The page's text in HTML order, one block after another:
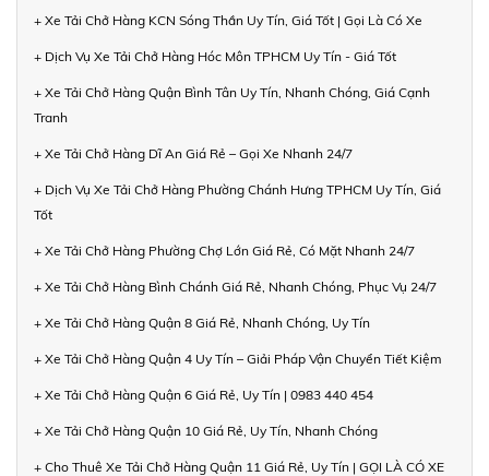
+ Xe Tải Chở Hàng KCN Sóng Thần Uy Tín, Giá Tốt | Gọi Là Có Xe
+ Dịch Vụ Xe Tải Chở Hàng Hóc Môn TPHCM Uy Tín - Giá Tốt
+ Xe Tải Chở Hàng Quận Bình Tân Uy Tín, Nhanh Chóng, Giá Cạnh
Tranh
+ Xe Tải Chở Hàng Dĩ An Giá Rẻ – Gọi Xe Nhanh 24/7
+ Dịch Vụ Xe Tải Chở Hàng Phường Chánh Hưng TPHCM Uy Tín, Giá
Tốt
+ Xe Tải Chở Hàng Phường Chợ Lớn Giá Rẻ, Có Mặt Nhanh 24/7
+ Xe Tải Chở Hàng Bình Chánh Giá Rẻ, Nhanh Chóng, Phục Vụ 24/7
+ Xe Tải Chở Hàng Quận 8 Giá Rẻ, Nhanh Chóng, Uy Tín
+ Xe Tải Chở Hàng Quận 4 Uy Tín – Giải Pháp Vận Chuyển Tiết Kiệm
+ Xe Tải Chở Hàng Quận 6 Giá Rẻ, Uy Tín | 0983 440 454
+ Xe Tải Chở Hàng Quận 10 Giá Rẻ, Uy Tín, Nhanh Chóng
+ Cho Thuê Xe Tải Chở Hàng Quận 11 Giá Rẻ, Uy Tín | GỌI LÀ CÓ XE